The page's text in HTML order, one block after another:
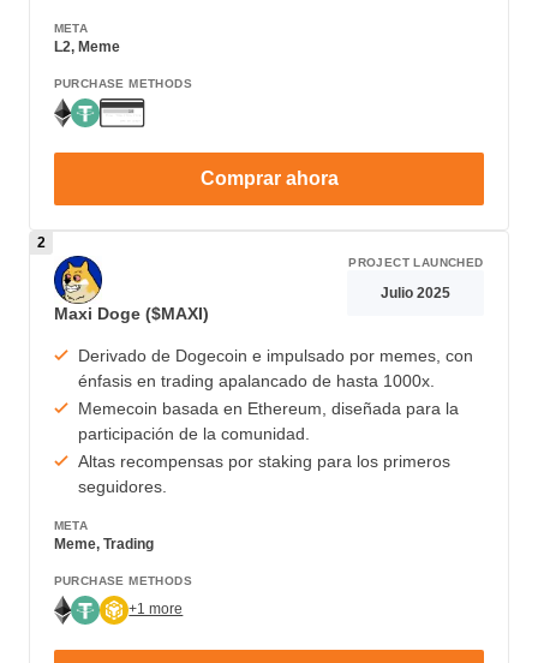
META
L2, Meme
PURCHASE METHODS
Comprar ahora
Maxi Doge ($MAXI)
Derivado de Dogecoin e impulsado por memes, con
énfasis en trading apalancado de hasta 1000x.
Memecoin basada en Ethereum, diseñada para la
participación de la comunidad.
Altas recompensas por staking para los primeros
seguidores.
PROJECT LAUNCHED
Julio 2025
META
Meme, Trading
PURCHASE METHODS
+1 more